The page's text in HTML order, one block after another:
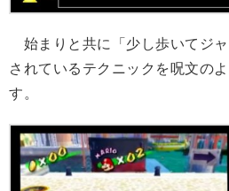
始まりと共に「少し歩いてジ
されているテクニックを呪文の
す。